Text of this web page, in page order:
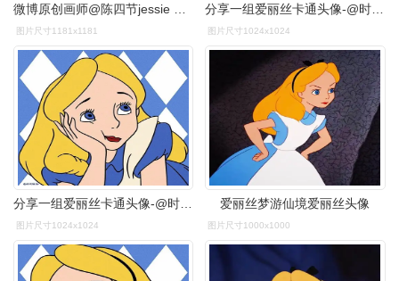
微博原创画师@陈四节jessie 爱丽丝头像图源搬运出处见水印.
图片尺寸1181x1181
分享一组爱丽丝卡通头像-@时间偏好
图片尺寸1024x1024
图片尺寸1024x1024
爱丽丝梦游仙境爱丽丝头像
图片尺寸1000x1000